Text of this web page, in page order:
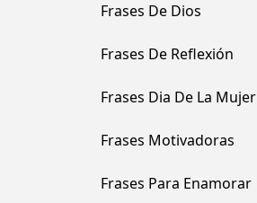
Frases De Dios
Frases De Reflexión
Frases Dia De La Mujer
Frases Motivadoras
Frases Para Enamorar